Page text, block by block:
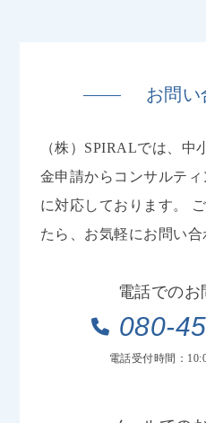
お問い
（株）SPIRALでは、中
金申請からコンサルティ
に対応しております。
たら、お気軽にお問い合
電話でのお
080-
電話受付時間：